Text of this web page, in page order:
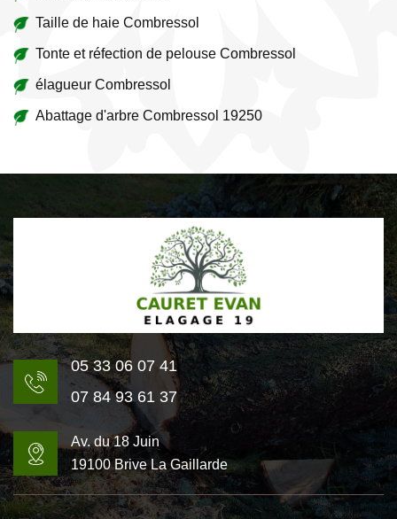
Taille de haie Combressol
Tonte et réfection de pelouse Combressol
élagueur Combressol
Abattage d'arbre Combressol 19250
05 33 06 07 41
07 84 93 61 37
Av. du 18 Juin
19100 Brive La Gaillarde